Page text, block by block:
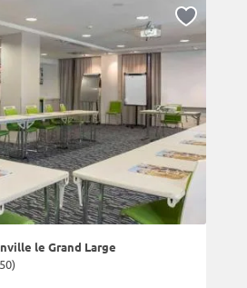
le Grand Large